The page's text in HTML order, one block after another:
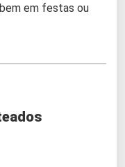
em festas ou